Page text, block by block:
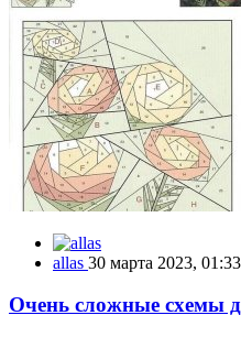
allas 30 марта 2023, 01:33
Очень сложные схемы